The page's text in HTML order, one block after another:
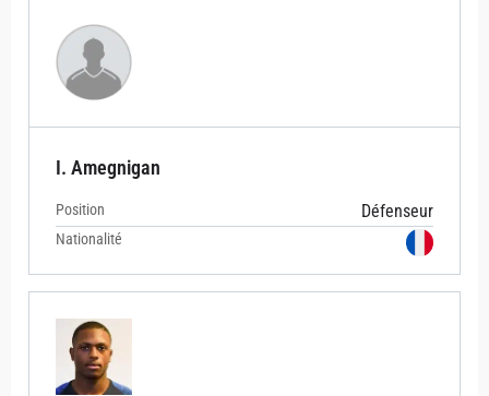
I. Amegnigan
Position Défenseur
Nationalité